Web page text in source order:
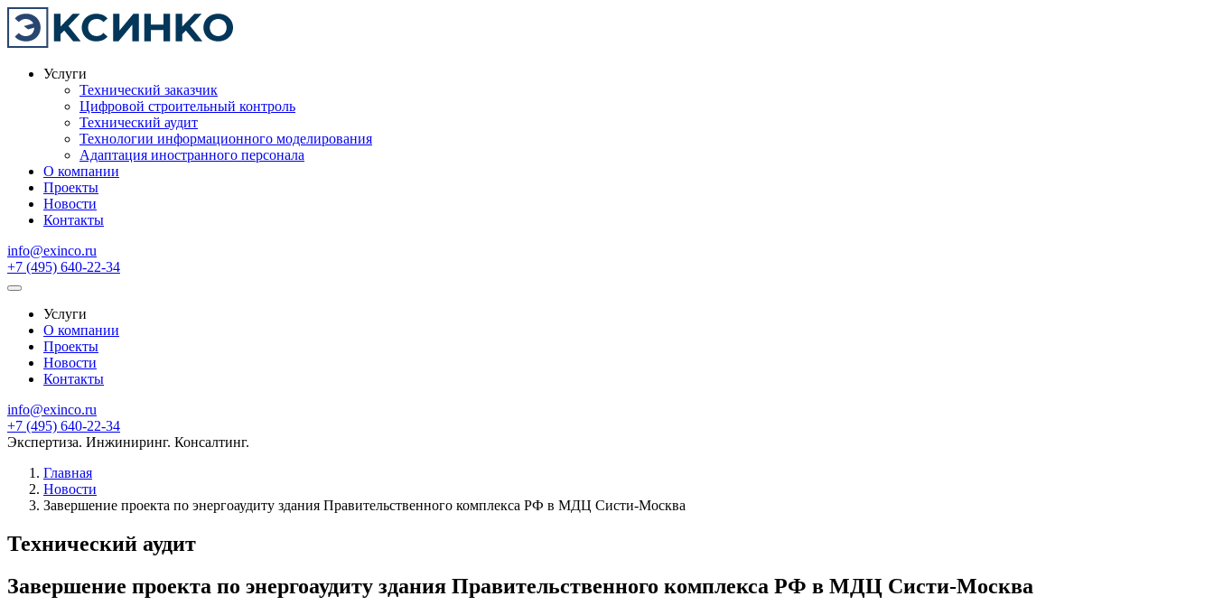
Услуги
Технический заказчик
Цифровой строительный контроль
Технический аудит
Технологии информационного моделирования
Адаптация иностранного персонала
О компании
Проекты
Новости
Контакты
info@exinco.ru
+7 (495) 640-22-34
Услуги
О компании
Проекты
Новости
Контакты
info@exinco.ru
+7 (495) 640-22-34
Экспертиза. Инжиниринг. Консалтинг.
Главная
Новости
Завершение проекта по энергоаудиту здания Правительственного комплекса РФ в МДЦ Систи-Москва
Технический аудит
Завершение проекта по энергоаудиту здания Правительственного комплекса РФ в МДЦ Систи-Москва